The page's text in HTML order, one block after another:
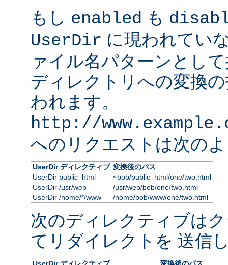
もし enabled も
UserDir に現われてい
ァイル名パターンとし
ディレクトリへの変換
われます。
http://
へのリクエストは次の
UserDir ディレクティブ 変換後のパス
UserDir public_html
~bob/public_html/one/two.html
UserDir /usr/web
/usr/web/bob/one/two.html
UserDir /home/*/www
/home/bob/www/one/two.html
次のディレクティブは
てリダイレクトを 送信